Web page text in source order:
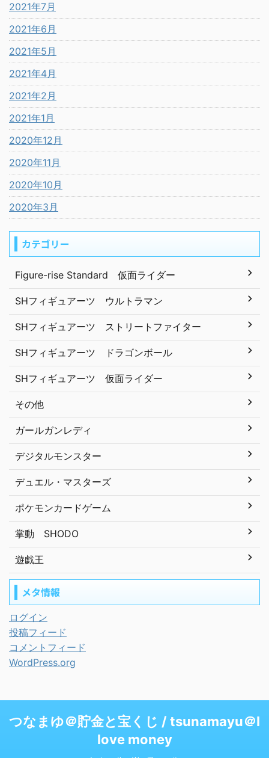
2021年7月
2021年6月
2021年5月
2021年4月
2021年2月
2021年1月
2020年12月
2020年11月
2020年10月
2020年3月
カテゴリー
Figure-rise Standard 仮面ライダー
SHフィギュアーツ ウルトラマン
SHフィギュアーツ ストリートファイター
SHフィギュアーツ ドラゴンボール
SHフィギュアーツ 仮面ライダー
その他
ガールガンレディ
デジタルモンスター
デュエル・マスターズ
ポケモンカードゲーム
掌動 SHODO
遊戯王
メタ情報
ログイン
投稿フィード
コメントフィード
WordPress.org
つなまゆ＠貯金と宝くじ / tsunamayu＠I
love money